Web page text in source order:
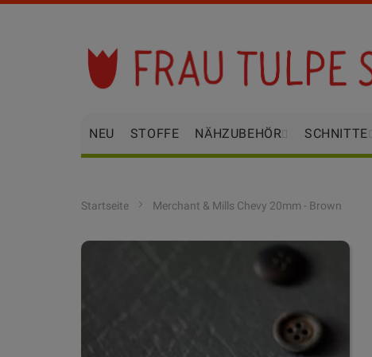
Inhalt
springen
NEU STOFFE NÄHZUBEHÖR SCHNITTE
Startseite Merchant & Mills Chevy 20mm - Brown
Zum